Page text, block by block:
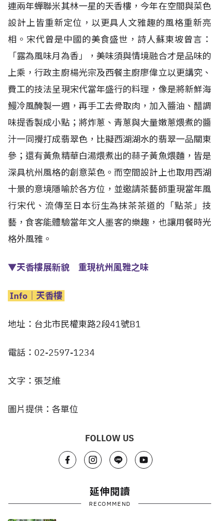
連兩年蟬聯米其林一星的天香樓，今年在空間與菜色
設計上皆重新定位，以更具人文雅趣的風格重新亮
相。宋代曾是中國的美食盛世，詩人蘇東坡曾言：
「露為風味月為香」，美味須與情境融合才是品味的
上乘，行政主廚楊光宗及西餐主廚廖偉立以更講究、
費工的技法呈現宋代當年盛行的料理，像是將新鮮海
鰻冷風醃製一週，再手工去骨取肉，加入醬油、醋調
味提香製成小點；將炸蔥、青蔥與大量嫩蔥煨煮的醬
汁一同攪打成翡翠色，比擬西湖湖水的翡翠一品關東
參；還有黃魚精華白湯煨煮出的蒜子黃魚煨麵，皆是
深具杭州風格的創意菜色。而空間設計上也取用西湖
十景的意境隱喻於各方位，並邀請茶藝師重現當年風
行宋代、流傳至日本衍生為抹茶茶道的「點茶」技
藝，食客能體驗當年文人墨客的樂趣，也讓用餐時光
格外風雅。
▼天香樓展新貌 重現杭州風雅之味
Info│天香樓
地址：台北市民權東路2段41號B1
電話：02-2597-1234
文字：張芝維
圖片提供：各單位
FOLLOW US
延伸閱讀
RECOMMEND